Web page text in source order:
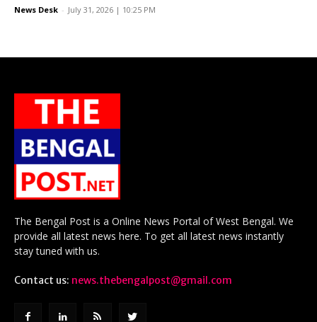
News Desk - July 31, 2026 | 10:25 PM
The Bengal Post is a Online News Portal of West Bengal. We
provide all latest news here. To get all latest news instantly
stay tuned with us.
Contact us: news.thebengalpost@gmail.com